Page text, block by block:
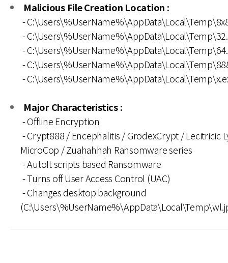
Malicious File Creation Location :
-
-
-
-
-
Major Characteristics :
- Offline Encryption
- Crypt888 / Encephalitis / GrodexCrypt / Lecitricic
MicroCop / Zuahahhah Ransomware series
- AutoIt scripts based Ransomware
- Turns off User Access Control (UAC)
- Changes desktop background